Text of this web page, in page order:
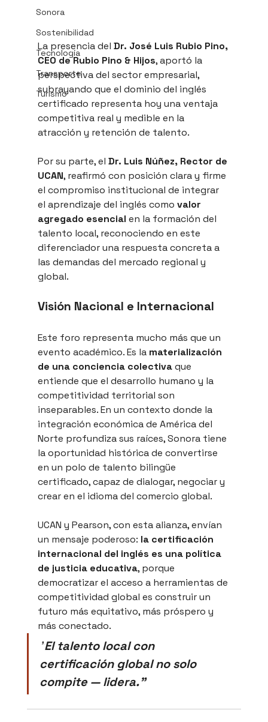
Sonora
Sostenibilidad
Tecnología
Transporte
Turismo
La presencia del Dr. José Luis Rubio Pino,
CEO de Rubio Pino & Hijos, aportó la
perspectiva del sector empresarial,
subrayando que el dominio del inglés
certificado representa hoy una ventaja
competitiva real y medible en la
atracción y retención de talento.
Por su parte, el Dr. Luis Núñez, Rector de
UCAN, reafirmó con posición clara y firme
el compromiso institucional de integrar
el aprendizaje del inglés como valor
agregado esencial en la formación del
talento local, reconociendo en este
diferenciador una respuesta concreta a
las demandas del mercado regional y
global.
Visión Nacional e Internacional
Este foro representa mucho más que un
evento académico. Es la materialización
de una conciencia colectiva que
entiende que el desarrollo humano y la
competitividad territorial son
inseparables. En un contexto donde la
integración económica de América del
Norte profundiza sus raíces, Sonora tiene
la oportunidad histórica de convertirse
en un polo de talento bilingüe
certificado, capaz de dialogar, negociar y
crear en el idioma del comercio global.
UCAN y Pearson, con esta alianza, envían
un mensaje poderoso: la certificación
internacional del inglés es una política
de justicia educativa, porque
democratizar el acceso a herramientas de
competitividad global es construir un
futuro más equitativo, más próspero y
más conectado.
"El talento local con
certificación global no solo
compite — lidera."